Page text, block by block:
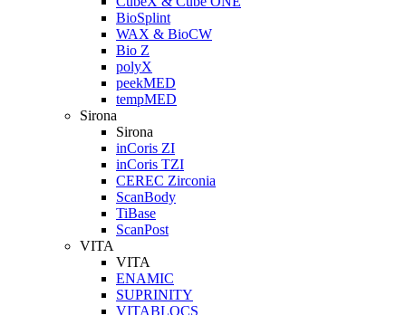
BioSplint
WAX & BioCW
Bio Z
polyX
peekMED
tempMED
Sirona
Sirona
inCoris ZI
inCoris TZI
CEREC Zirconia
ScanBody
TiBase
ScanPost
VITA
VITA
ENAMIC
SUPRINITY
VITABLOCS